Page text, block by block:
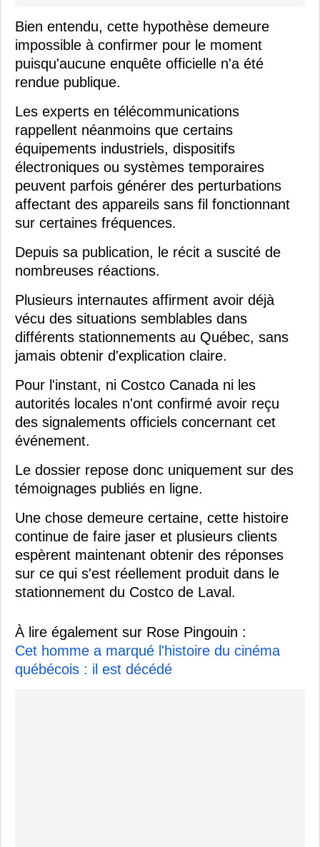
Bien entendu, cette hypothèse demeure
impossible à confirmer pour le moment
puisqu'aucune enquête officielle n'a été
rendue publique.
Les experts en télécommunications
rappellent néanmoins que certains
équipements industriels, dispositifs
électroniques ou systèmes temporaires
peuvent parfois générer des perturbations
affectant des appareils sans fil fonctionnant
sur certaines fréquences.
Depuis sa publication, le récit a suscité de
nombreuses réactions.
Plusieurs internautes affirment avoir déjà
vécu des situations semblables dans
différents stationnements au Québec, sans
jamais obtenir d'explication claire.
Pour l'instant, ni Costco Canada ni les
autorités locales n'ont confirmé avoir reçu
des signalements officiels concernant cet
événement.
Le dossier repose donc uniquement sur des
témoignages publiés en ligne.
Une chose demeure certaine, cette histoire
continue de faire jaser et plusieurs clients
espèrent maintenant obtenir des réponses
sur ce qui s'est réellement produit dans le
stationnement du Costco de Laval.
À lire également sur Rose Pingouin :
Cet homme a marqué l'histoire du cinéma
québécois : il est décédé